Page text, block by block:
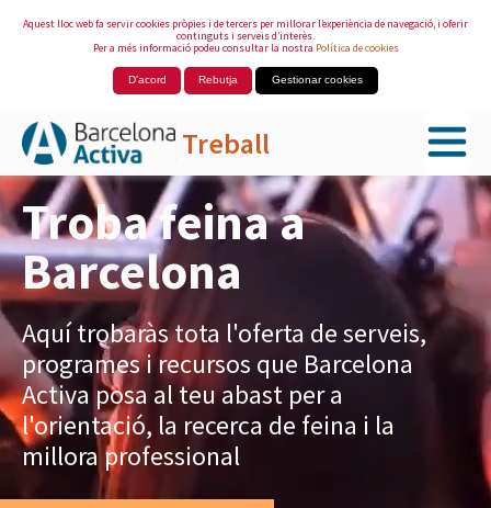
Aquest lloc web fa servir cookies pròpies i de tercers per millorar l’experiència de navegació, i oferir
continguts i serveis d’interès.
Per a més informació podeu consultar la nostra Política de cookies
D'acord Rebutja Gestionar cookies
Treball
Salta al contingut principal
Troba feina a
Barcelona
Aquí trobaràs tota l'oferta de serveis,
programes i recursos que Barcelona
Activa posa al teu abast per a
l'orientació, la recerca de feina i la
millora professional